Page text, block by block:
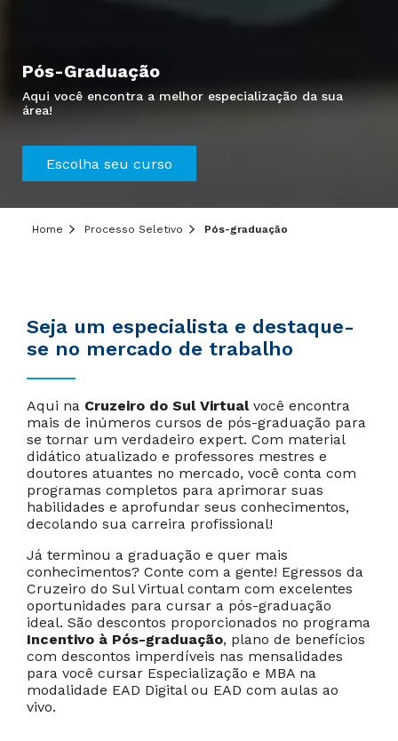
Pós-Graduação
Aqui você encontra a melhor especialização da sua
área!
Escolha seu curso
Home Processo Seletivo Pós-graduação
Seja um especialista e destaque-
se no mercado de trabalho
Aqui na Cruzeiro do Sul Virtualvocê encontra
mais de inúmeros cursos de pós-graduação para
se tornar um verdadeiro expert. Com material
didático atualizado e professores mestres e
doutores atuantes no mercado, você conta com
programas completos para aprimorar suas
habilidades e aprofundar seus conhecimentos,
decolando sua carreira profissional!
Já terminou a graduação e quer mais
conhecimentos? Conte com a gente! Egressos da
Cruzeiro do Sul Virtual contam com excelentes
oportunidades para cursar a pós-graduação
ideal. São descontos proporcionados no programa
Incentivo à Pós-graduação, plano de benefícios
com descontos imperdíveis nas mensalidades
para você cursar Especialização e MBA na
modalidade EAD Digital ou EAD com aulas ao
vivo.
Hei, você ainda tem dúvidas?
Sobre o curso, inscrição ou formas de pagamento?
Aqui, opção de qualidade não falta.
Cancelar Próximo